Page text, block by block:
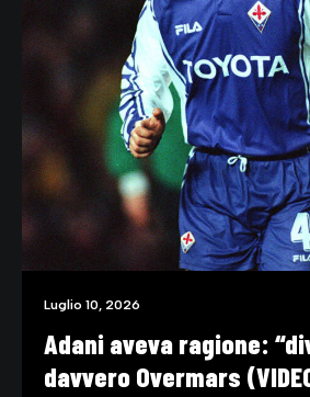
Luglio 10, 2026
Adani aveva ragione:
davvero Overmars